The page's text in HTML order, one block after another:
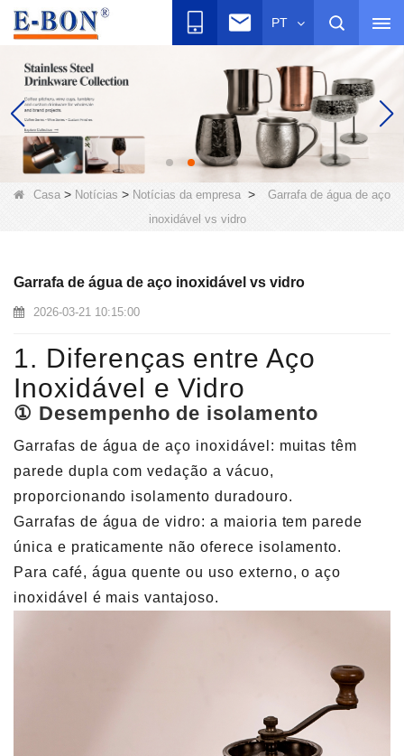
PT
Casa > Notícias > Notícias da empresa >
Garrafa de água de aço
inoxidável vs vidro
Garrafa de água de aço inoxidável vs vidro
2026-03-21 10:15:00
1. Diferenças entre Aço
Inoxidável e Vidro
① Desempenho de isolamento
Garrafas de água de aço inoxidável: muitas têm
parede dupla com vedação a vácuo,
proporcionando isolamento duradouro.
Garrafas de água de vidro: a maioria tem parede
única e praticamente não oferece isolamento.
Para café, água quente ou uso externo, o aço
inoxidável é mais vantajoso.